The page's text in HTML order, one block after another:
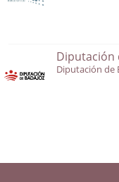
Diputación
Diputación de